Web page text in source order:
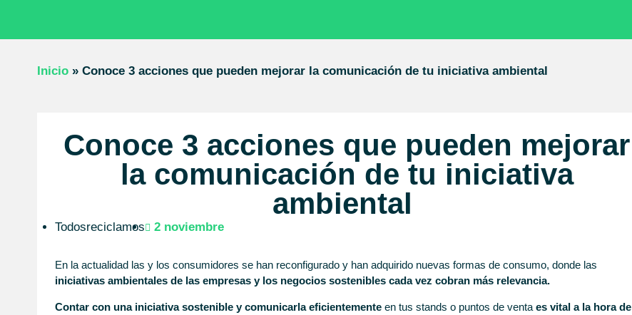
Inicio » Conoce 3 acciones que pueden mejorar la comunicación de tu iniciativa ambiental
Conoce 3 acciones que pueden mejorar
la comunicación de tu iniciativa
ambiental
Todosreciclamos 2 noviembre
En la actualidad las y los consumidores se han reconfigurado y han adquirido nuevas formas de consumo, donde las
iniciativas ambientales de las empresas y los negocios sostenibles cada vez cobran más relevancia.
Contar con una iniciativa sostenible y comunicarla eficientementeen tus stands o puntos de venta es vital a la hora de